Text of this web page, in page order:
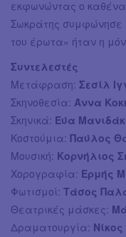
εκφωνώντας ο
Σωκράτης συμφώνησε
του έρωτα» ήταν η
Συντελεστές
Μετάφραση: Σεσίλ
Σκηνοθεσία: Άννα
Σκηνικά: Εύα
Κοστούμια: Παύλος
Μουσική: Κορνήλιος
Χορογραφία: Ερμής
Φωτισμοί: Τάσος
Θεατρικές μάσκες:
Δραματουργία: